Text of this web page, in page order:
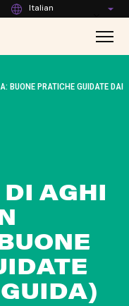
Italian
BUONE PRATICHE GUIDATE DAI
AGHI